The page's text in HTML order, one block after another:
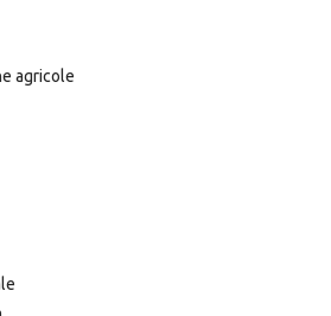
agricole